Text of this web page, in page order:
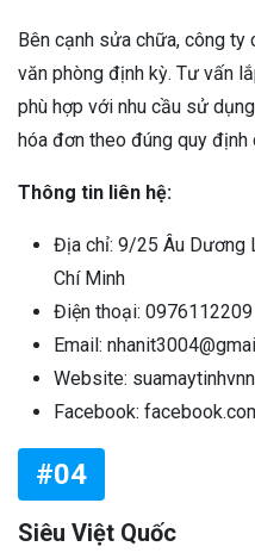
Bên cạnh sửa chữa, công
văn phòng định kỳ. Tư vấn
phù hợp với nhu cầu sử
hóa đơn theo đúng quy định
Thông tin liên hệ:
Địa chỉ: 9/25 Âu Dương
Chí Minh
Điện thoại: 0976112209
Email:
Website:
Facebook:
#04
Siêu Việt Quốc